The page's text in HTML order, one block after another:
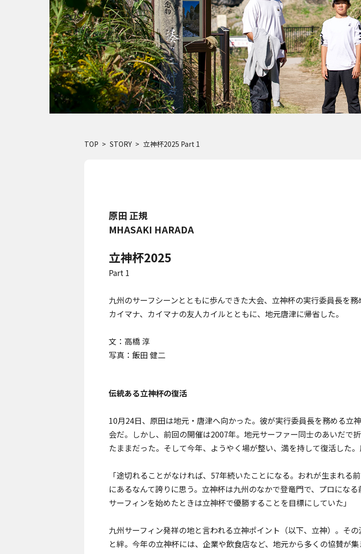
TOP STORY 立神杯2025 Part 1
原田 正規
MHASAKI HARADA
立神杯2025
Part 1
九州のサーフシーンとともに歩んできた大会、 立神杯の実行委員長を
カイマナ、カイマナの友人カイルとともに、地元唐津に帰省した。
文：高橋 淳
写真：飯田 健二
伝統ある立神杯の復活
10月24日、原田は地元・ 唐津へ向かった。彼が実行委員長を務める立
会だ。しかし、前回の開催は2007年。地元サーファー同士のあいだで
たままだった。そして今年、ようやく場が整い、満を持して復活した
「途切れることがなければ、57年続いたことになる。おれが生まれ
にあるなんて誇りに思う。立神杯は九州のなかで登竜門で、プロにな
サーフィンを始めたときは立神杯で優勝することを目標にしていた」
九州サーフィン発祥の地と言われる立神ポイント（以下、立神）。そ
と絆。今年の立神杯には、企業や飲食店など、地元から多くの協賛が